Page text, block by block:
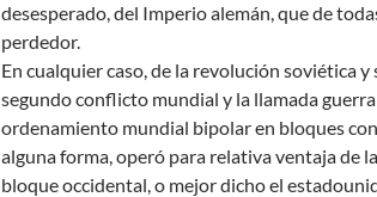
desesperado, del Imperio alemán, que de
perdedor.
En cualquier caso, de la revolución soviética
segundo conflicto mundial y la llamada
ordenamiento mundial bipolar en bloques
alguna forma, operó para relativa ventaja de
bloque occidental, o mejor dicho el